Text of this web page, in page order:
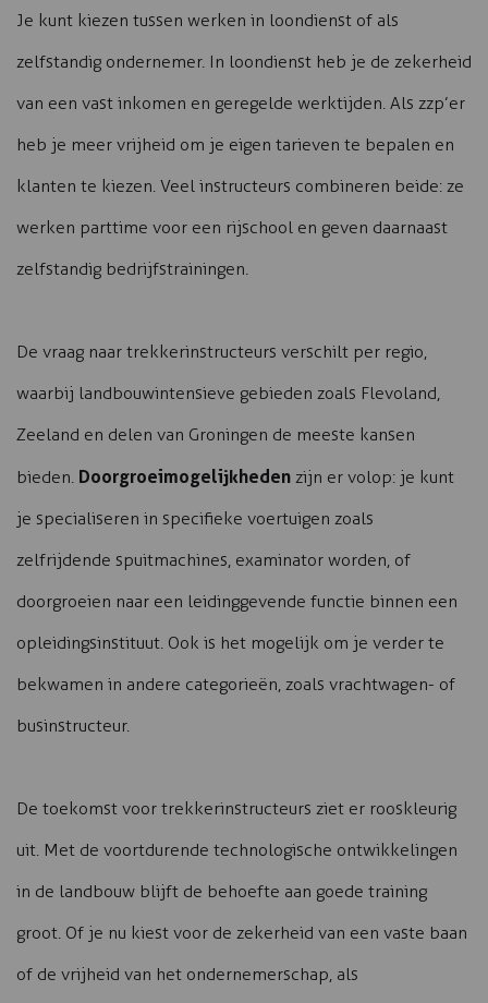
Je kunt kiezen tussen werken in loondienst of als
zelfstandig ondernemer. In loondienst heb je de zekerheid
van een vast inkomen en geregelde werktijden. Als zzp’er
heb je meer vrijheid om je eigen tarieven te bepalen en
klanten te kiezen. Veel instructeurs combineren beide: ze
werken parttime voor een rijschool en geven daarnaast
zelfstandig bedrijfstrainingen.
De vraag naar trekkerinstructeurs verschilt per regio,
waarbij landbouwintensieve gebieden zoals Flevoland,
Zeeland en delen van Groningen de meeste kansen
bieden. Doorgroeimogelijkheden zijn er volop: je kunt
je specialiseren in specifieke voertuigen zoals
zelfrijdende spuitmachines, examinator worden, of
doorgroeien naar een leidinggevende functie binnen een
opleidingsinstituut. Ook is het mogelijk om je verder te
bekwamen in andere categorieën, zoals vrachtwagen- of
businstructeur.
De toekomst voor trekkerinstructeurs ziet er rooskleurig
uit. Met de voortdurende technologische ontwikkelingen
in de landbouw blijft de behoefte aan goede training
groot. Of je nu kiest voor de zekerheid van een vaste baan
of de vrijheid van het ondernemerschap, als